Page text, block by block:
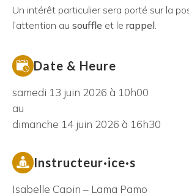
Un intérêt particulier sera porté sur la
l’attention au souffle et le rappel.
Date & Heure
samedi 13 juin 2026 à 10h00
au
dimanche 14 juin 2026 à 16h30
Instructeur·ice·s
Isabelle Capin – Lama Pamo